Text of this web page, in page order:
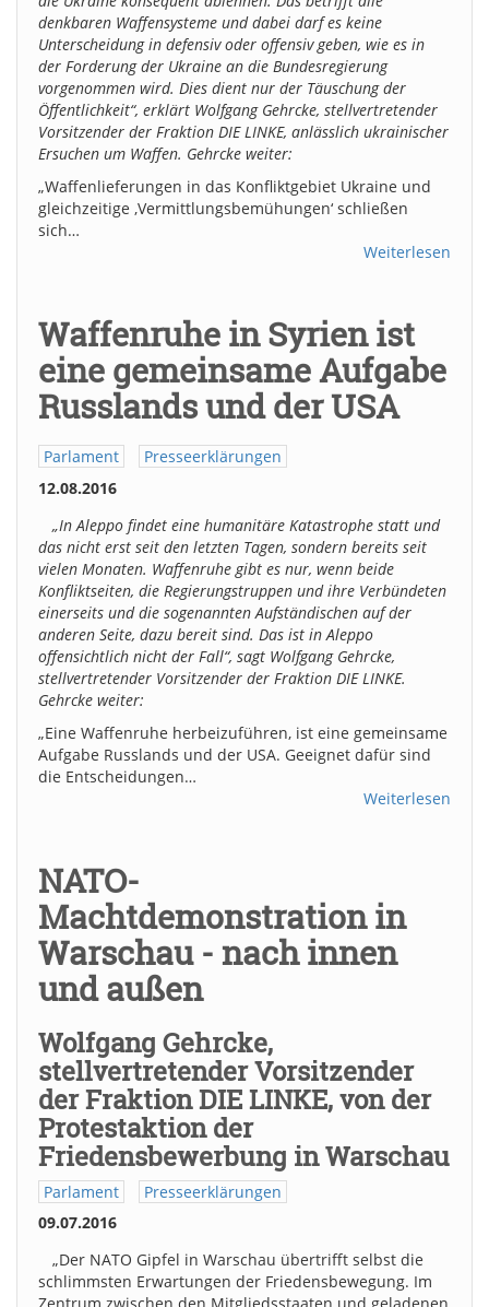
denkbaren Waffensysteme und dabei darf es keine
Unterscheidung in defensiv oder offensiv geben, wie es in
der Forderung der Ukraine an die Bundesregierung
vorgenommen wird. Dies dient nur der Täuschung der
Öffentlichkeit“, erklärt Wolfgang Gehrcke, stellvertretender
Vorsitzender der Fraktion DIE LINKE, anlässlich ukrainischer
Ersuchen um Waffen. Gehrcke weiter:
„Waffenlieferungen in das Konfliktgebiet Ukraine und
gleichzeitige ‚Vermittlungsbemühungen‘ schließen
sich…
Weiterlesen
Waffenruhe in Syrien ist
eine gemeinsame Aufgabe
Russlands und der USA
Parlament
Presseerklärungen
12.08.2016
„In Aleppo findet eine humanitäre Katastrophe statt und
das nicht erst seit den letzten Tagen, sondern bereits seit
vielen Monaten. Waffenruhe gibt es nur, wenn beide
Konfliktseiten, die Regierungstruppen und ihre Verbündeten
einerseits und die sogenannten Aufständischen auf der
anderen Seite, dazu bereit sind. Das ist in Aleppo
offensichtlich nicht der Fall“, sagt Wolfgang Gehrcke,
stellvertretender Vorsitzender der Fraktion DIE LINKE.
Gehrcke weiter:
„Eine Waffenruhe herbeizuführen, ist eine gemeinsame
Aufgabe Russlands und der USA. Geeignet dafür sind
die Entscheidungen…
Weiterlesen
NATO-
Machtdemonstration in
Warschau - nach innen
und außen
Wolfgang Gehrcke,
stellvertretender Vorsitzender
der Fraktion DIE LINKE, von der
Protestaktion der
Friedensbewerbung in Warschau
Parlament
Presseerklärungen
09.07.2016
„Der NATO Gipfel in Warschau übertrifft selbst die
schlimmsten Erwartungen der Friedensbewegung. Im